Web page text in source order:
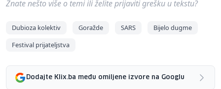
Znate nešto više o temi ili želite prijaviti grešku u tekstu?
Dubioza kolektiv Goražde SARS
Bijelo dugme
Festival prijateljstva
Dodajte Klix.ba među omiljene izvore na Googlu